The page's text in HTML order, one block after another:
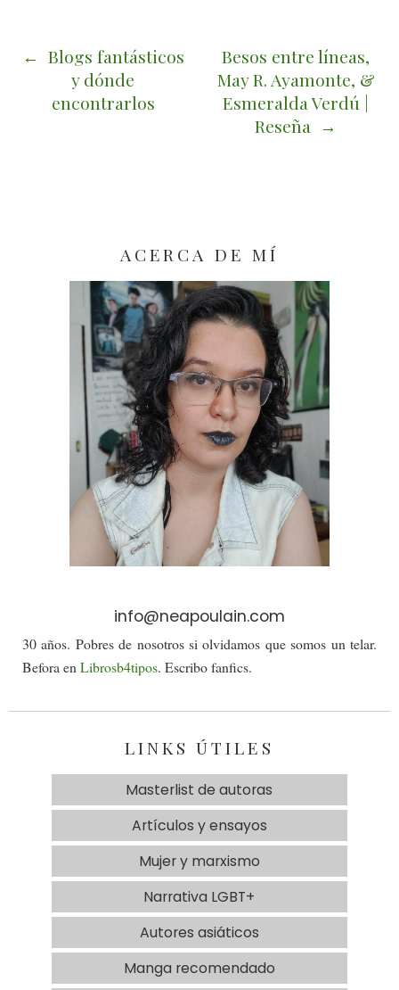
Blogs fantásticos
y dónde
encontrarlos
Besos entre líneas,
May R. Ayamonte, &
Esmeralda Verdú |
Reseña
ACERCA DE MÍ
info@neapoulain.com
30 años. Pobres de nosotros si olvidamos que somos un telar.
Befora en Librosb4tipos. Escribo fanfics.
LINKS ÚTILES
Masterlist de autoras
Artículos y ensayos
Mujer y marxismo
Narrativa LGBT+
Autores asiáticos
Manga recomendado